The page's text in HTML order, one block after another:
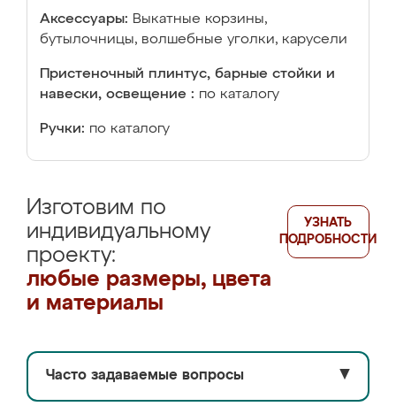
Аксессуары: Выкатные корзины,
бутылочницы, волшебные уголки, карусели
Пристеночный плинтус, барные стойки и
навески, освещение : по каталогу
Ручки: по каталогу
Изготовим по
индивидуальному
проекту:
любые размеры, цвета
и материалы
УЗНАТЬ
ПОДРОБНОСТИ
Часто задаваемые вопросы ▼